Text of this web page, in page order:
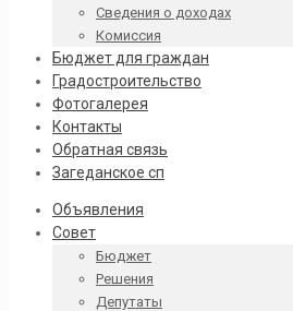
Сведения о доходах
Комиссия
Бюджет для граждан
Градостроительство
Фотогалерея
Контакты
Обратная связь
Загеданское сп
Объявления
Совет
Бюджет
Решения
Депутаты